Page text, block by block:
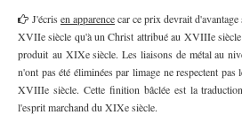
J'écris en apparencecar ce prix devrait
XVIIe siècle qu'à un Christ attribué au XVIIIe siècle
produit au XIXe siècle. Les liaisons de métal au
n'ont pas été éliminées par limage ne respectent
XVIIIe siècle. Cette finition bâclée est la
l'esprit marchand du XIXe siècle.